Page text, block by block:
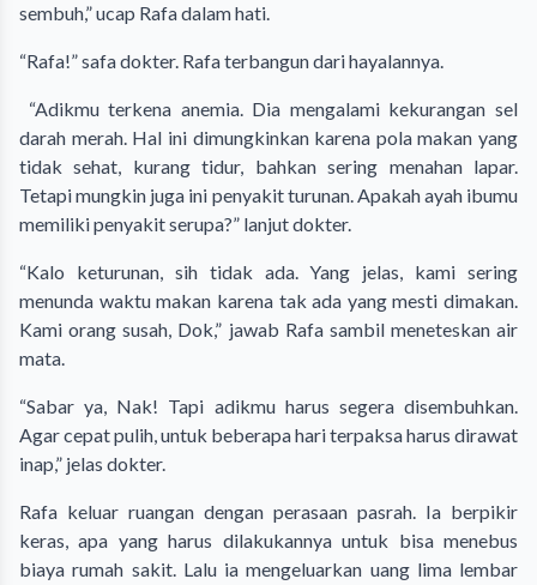
sembuh,” ucap Rafa dalam hati.
“Rafa!” safa dokter. Rafa terbangun dari hayalannya.
“Adikmu terkena anemia. Dia mengalami kekurangan sel
darah merah. Hal ini dimungkinkan karena pola makan yang
tidak sehat, kurang tidur, bahkan sering menahan lapar.
Tetapi mungkin juga ini penyakit turunan. Apakah ayah ibumu
memiliki penyakit serupa?” lanjut dokter.
“Kalo keturunan, sih tidak ada. Yang jelas, kami sering
menunda waktu makan karena tak ada yang mesti dimakan.
Kami orang susah, Dok,” jawab Rafa sambil meneteskan air
mata.
“Sabar ya, Nak! Tapi adikmu harus segera disembuhkan.
Agar cepat pulih, untuk beberapa hari terpaksa harus dirawat
inap,” jelas dokter.
Rafa keluar ruangan dengan perasaan pasrah. Ia berpikir
keras, apa yang harus dilakukannya untuk bisa menebus
biaya rumah sakit. Lalu ia mengeluarkan uang lima lembar